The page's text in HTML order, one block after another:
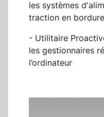
les systèmes
traction en
- Utilitaire
les gestionnaires
l’ordinateur